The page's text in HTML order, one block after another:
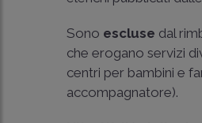
Sono escluse dal
che erogano servizi
centri per bambini e
accompagnatore).